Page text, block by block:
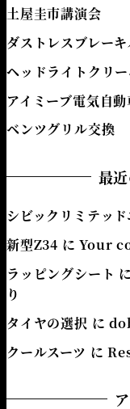
土屋圭市講演会
ダストレスブレー
ヘッドライトクリ
アイミーブ電気自動
ベンツグリル交換
最
シビックリミテッ
新型Z34 にYour
ラッピングシート に
り
タイヤの選択 に
クールスーツ に